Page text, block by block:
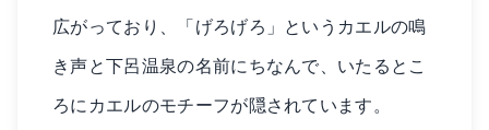
広がっており、「げろげろ」というカエルの鳴
き声と下呂温泉の名前にちなんで、いたるとこ
ろにカエルのモチーフが隠されています。